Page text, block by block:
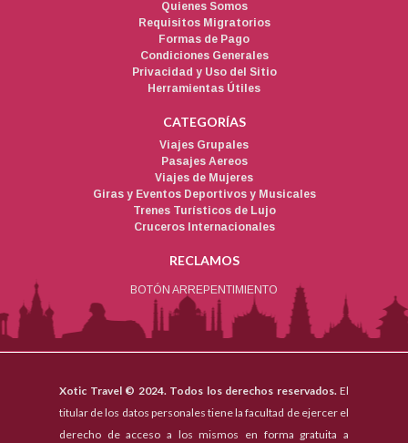
Quienes Somos
Requisitos Migratorios
Formas de Pago
Condiciones Generales
Privacidad y Uso del Sitio
Herramientas Útiles
CATEGORÍAS
Viajes Grupales
Pasajes Aereos
Viajes de Mujeres
Giras y Eventos Deportivos y Musicales
Trenes Turísticos de Lujo
Cruceros Internacionales
RECLAMOS
BOTÓN ARREPENTIMIENTO
Xotic Travel © 2024. Todos los derechos reservados.El
titular de los datos personales tiene la facultad de ejercer el
derecho de acceso a los mismos en forma gratuita a